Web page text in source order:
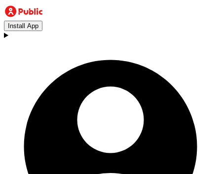
Install App